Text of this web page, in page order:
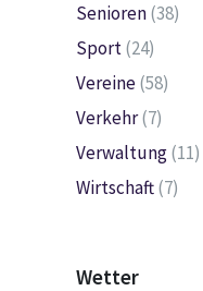
Senioren(38)
Sport(24)
Vereine(58)
Verkehr(7)
Verwaltung(11)
Wirtschaft(7)
Wetter